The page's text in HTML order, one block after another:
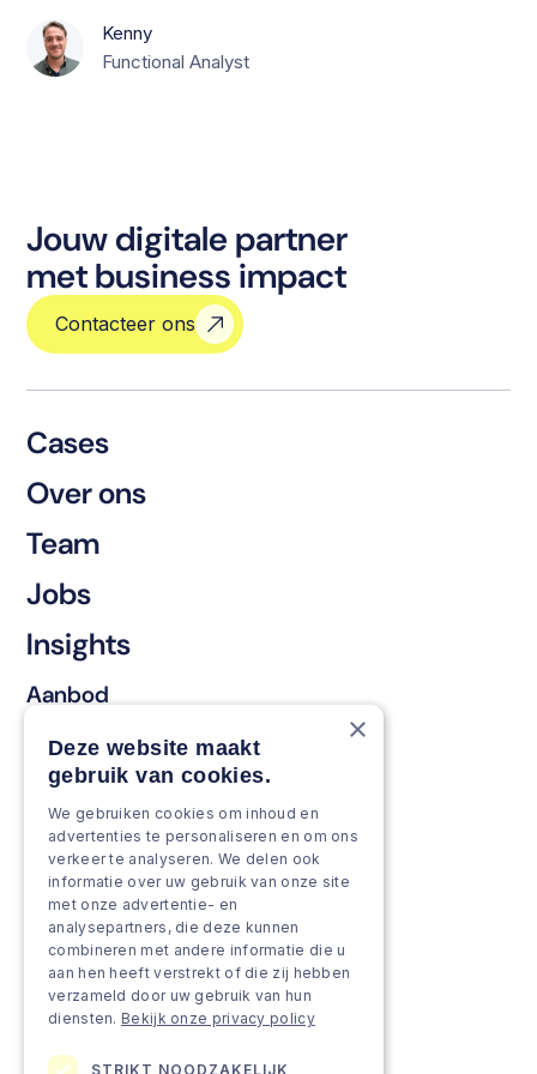
Kenny
Functional Analyst
Jouw digitale partner
met business impact
Contacteer ons
Cases
Over ons
Team
Jobs
Insights
Aanbod
Behouden & vernieuwen
Versterken & verbreden
Groeien & innoveren
Aanpak
Projecten
Team as a service
×
Deze website maakt
gebruik van cookies.
We gebruiken cookies om inhoud en
advertenties te personaliseren en om ons
verkeer te analyseren. We delen ook
informatie over uw gebruik van onze site
met onze advertentie- en
analysepartners, die deze kunnen
combineren met andere informatie die u
aan hen heeft verstrekt of die zij hebben
verzameld door uw gebruik van hun
diensten. Bekijk onze privacy policy
STRIKT NOODZAKELIJK